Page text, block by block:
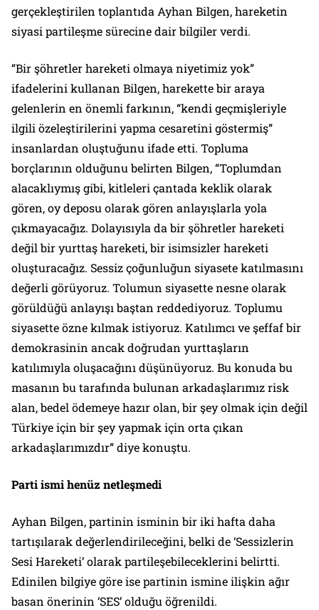
gerçekleştirilen toplantıda Ayhan Bilgen, hareketin
siyasi partileşme sürecine dair bilgiler verdi.
“Bir şöhretler hareketi olmaya niyetimiz yok”
ifadelerini kullanan Bilgen, harekette bir araya
gelenlerin en önemli farkının, “kendi geçmişleriyle
ilgili özeleştirilerini yapma cesaretini göstermiş”
insanlardan oluştuğunu ifade etti. Topluma
borçlarının olduğunu belirten Bilgen, “Toplumdan
alacaklıymış gibi, kitleleri çantada keklik olarak
gören, oy deposu olarak gören anlayışlarla yola
çıkmayacağız. Dolayısıyla da bir şöhretler hareketi
değil bir yurttaş hareketi, bir isimsizler hareketi
oluşturacağız. Sessiz çoğunluğun siyasete katılmasını
değerli görüyoruz. Tolumun siyasette nesne olarak
görüldüğü anlayışı baştan reddediyoruz. Toplumu
siyasette özne kılmak istiyoruz. Katılımcı ve şeffaf bir
demokrasinin ancak doğrudan yurttaşların
katılımıyla oluşacağını düşünüyoruz. Bu konuda bu
masanın bu tarafında bulunan arkadaşlarımız risk
alan, bedel ödemeye hazır olan, bir şey olmak için değil
Türkiye için bir şey yapmak için orta çıkan
arkadaşlarımızdır” diye konuştu.
Parti ismi henüz netleşmedi
Ayhan Bilgen, partinin isminin bir iki hafta daha
tartışılarak değerlendirileceğini, belki de ‘Sessizlerin
Sesi Hareketi’ olarak partileşebileceklerini belirtti.
Edinilen bilgiye göre ise partinin ismine ilişkin ağır
basan önerinin ‘SES’ olduğu öğrenildi.